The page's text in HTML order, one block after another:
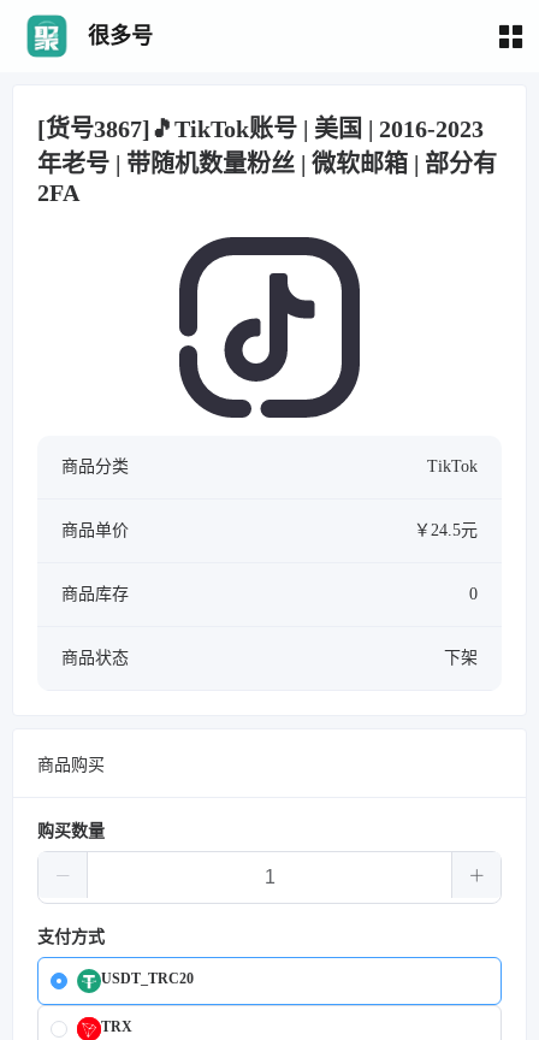
很多号
[货号3867]🎵TikTok账号 | 美国 | 2016-2023
年老号 | 带随机数量粉丝 | 微软邮箱 | 部分有
2FA
商品分类 TikTok
商品单价 ￥24.5元
商品库存 0
商品状态 下架
商品购买
购买数量
支付方式
USDT_TRC20
TRX